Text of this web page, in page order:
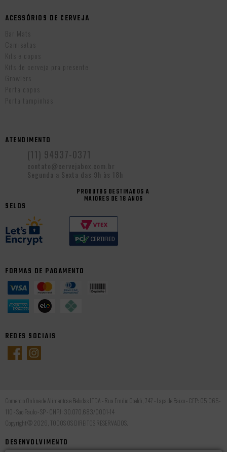
ACESSÓRIOS DE CERVEJA
Bar Mats
Camisetas
Kits e copos
Kits de cerveja pra presente
Growlers
Porta copos
Porta tampinhas
ATENDIMENTO
(11) 94937-0371
contato@cervejabox.com.br
Segunda a Sexta das 9h às 18h
PRODUTOS DESTINADOS A
MAIORES DE 18 ANOS
SELOS
FORMAS DE PAGAMENTO
REDES SOCIAIS
Comercio Online de Alimentos e Bebidas LTDA - Rua Emilio Goeldi, 747 - Lapa de Baixo - CEP: 05.065-
110 - Sao Paulo - SP - CNPJ: 30.070.683/0001-14
Copyright © 2026, TODOS OS DIREITOS RESERVADOS.
DESENVOLVIMENTO